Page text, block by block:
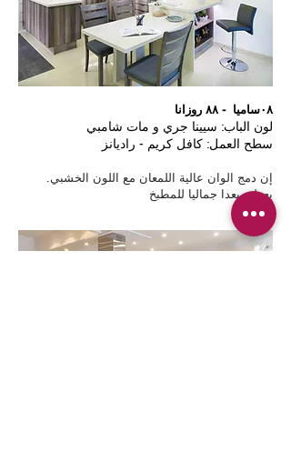
٠٨ساميا - ٨٨ روزانا
لون الباب: سيينا جري و مات شامبي
سطح العمل: كافل كريم - راديانز
.إن دمج الوان عالية اللمعان مع اللون الخشبي
يعطي بعدا جماليا للمطبخ